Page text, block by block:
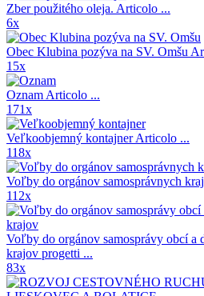
Zber použitého oleja. Articolo ...
6x
Obec Klubina pozýva na SV. Omšu
15x
Oznam Articolo ...
171x
Veľkoobjemný kontajnerArticolo ...
118x
Voľby do orgánov samosprávnych
112x
Voľby do orgánov samosprávy obcí a
krajov progetti ...
83x